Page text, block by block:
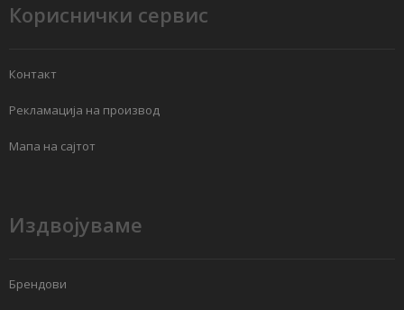
Кориснички сервис
Контакт
Рекламација на производ
Мапа на сајтот
Издвојуваме
Брендови